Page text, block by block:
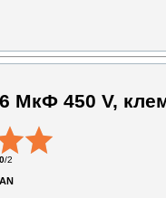
МкФ 450 V,
/2